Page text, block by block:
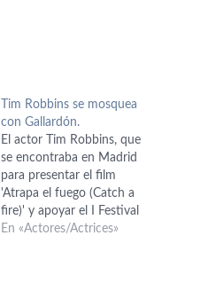
Tim Robbins se mosquea
con Gallardón.
El actor Tim Robbins, que
se encontraba en Madrid
para presentar el film
'Atrapa el fuego (Catch a
fire)' y apoyar el I Festival
Internacional de Cine
En «Actores/Actrices»